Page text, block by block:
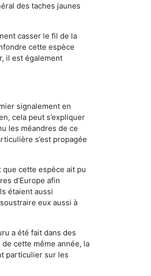
des taches jaunes
casser le fil de la
cette espèce
il est également
signalement en
cela peut s’expliquer
les méandres de ce
s’est propagée
que cette espèce ait pu
d’Europe afin
étaient aussi
eux aussi à
a été fait dans des
cette même année, la
particulier sur les